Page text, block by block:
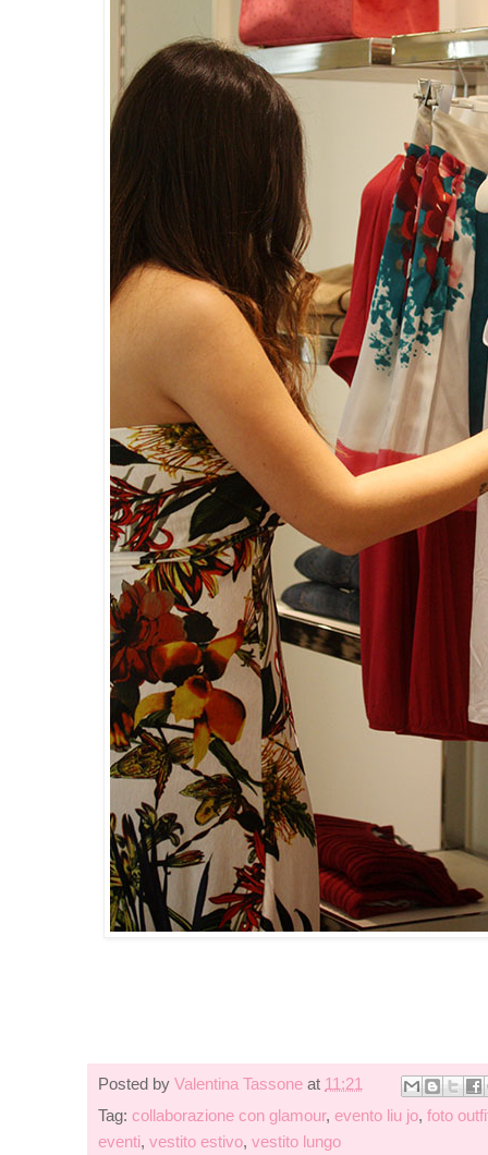
Posted by Valentina Tassone at 11:21
Tag: collaborazione con glamour, evento liu jo, foto
eventi, vestito estivo, vestito lungo